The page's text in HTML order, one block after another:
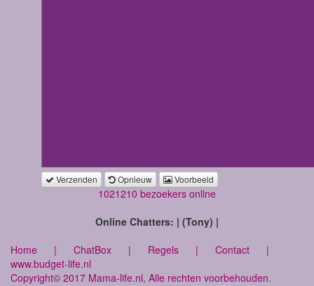
Verzenden Opnieuw Voorbeeld
1021210 bezoekers online
Online Chatters: | (Tony) |
Home | ChatBox | Regels | Contact |
www.budget-life.nl
Copyright© 2017 Mama-life.nl, Alle rechten voorbehouden.